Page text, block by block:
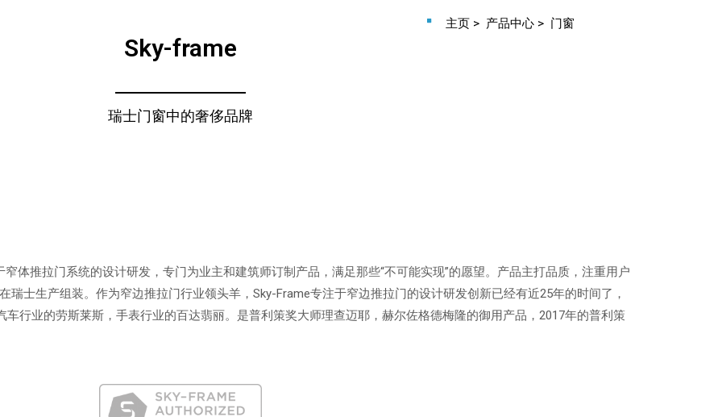
主页 > 产品中心 > 门窗
Sky-frame
瑞士门窗中的奢侈品牌
体推拉门系统的设计研发，专门为业主和建筑师订制产品，满足那些“不可能实现”的愿望。产品主打品质，注重用户
瑞士生产组装。作为窄边推拉门行业领头羊，Sky-Frame专注于窄边推拉门的设计研发创新已经有近25年的时间了，
行业的劳斯莱斯，手表行业的百达翡丽。是普利策奖大师理查迈耶，赫尔佐格德梅隆的御用产品，2017年的普利策